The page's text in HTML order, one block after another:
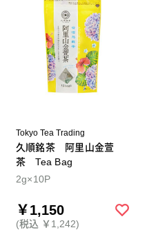
Tokyo Tea Trading
久順銘茶 阿里山金萱
茶 Tea Bag
2g×10P
￥1,150
(税込 ￥1,242)